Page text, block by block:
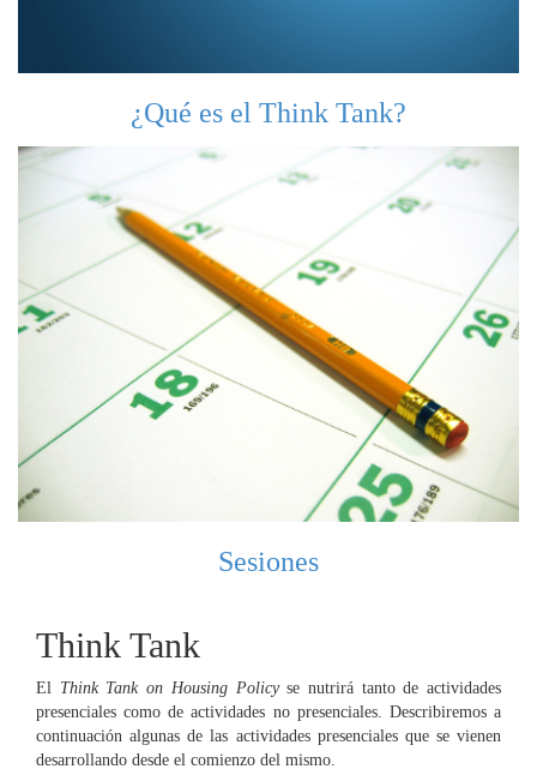
¿Qué es el Think Tank?
Sesiones
Think Tank
El Think Tank on Housing Policyse nutrirá tanto de actividades
presenciales como de actividades no presenciales. Describiremos a
continuación algunas de las actividades presenciales que se vienen
desarrollando desde el comienzo del mismo.